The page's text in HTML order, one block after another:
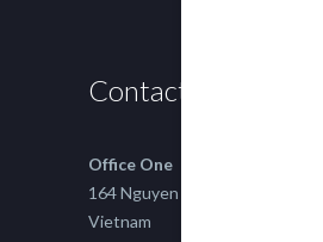
Contact us
Office One
164 Nguyen Xi, Binh Thanh, Ho
Vietnam